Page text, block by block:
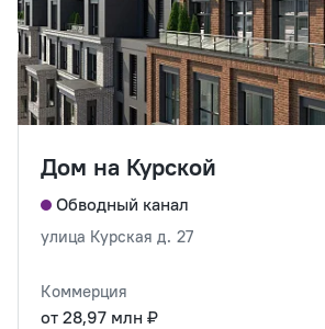
Дом на Курской
Обводный канал
улица Курская д. 27
Коммерция
от 28,97 млн ₽